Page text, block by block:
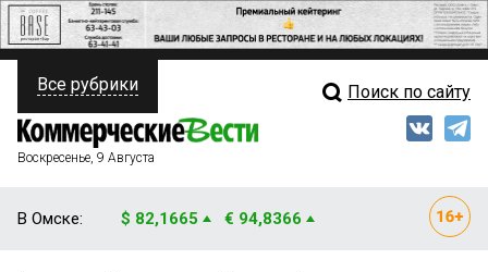
ПОЛИТИКА
ФИНАНСЫ
Свежий выпуск
Все рубрики Поиск по сайту
Воскресенье, 9 Августа
В Омске: $ 82,1665 € 94,8366